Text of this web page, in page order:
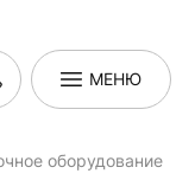
МЕНЮ
оборудование